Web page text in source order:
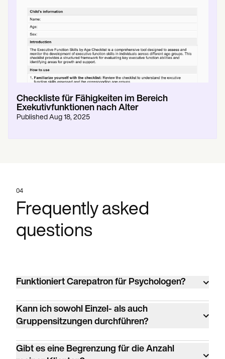
Checkliste für Fähigkeiten im Bereich
Exekutivfunktionen nach Alter
Published Aug 18, 2025
04
Frequently asked
questions
Funktioniert Carepatron für Psychologen?
Ja. Carepatron wird von über 100
verschiedenen Klinikertypen aus den
Bereichen Verhaltensgesundheit, verwandte
Gesundheitsberufe, Medizin und Wellness in
über 120 Ländern genutzt, darunter
Kann ich sowohl Einzel- als auch
Gruppensitzungen durchführen?
Ja. Einzel-Telemedizin ist in allen Plänen
verfügbar. Gruppen-Telemedizin und
Gibt es eine Begrenzung für die Anzahl